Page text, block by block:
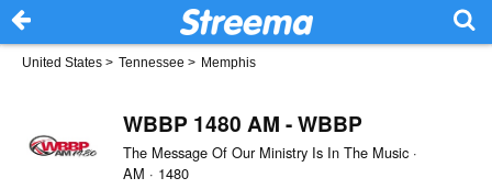
United States > Tennessee > Memphis
WBBP 1480 AM - WBBP
The Message Of Our Ministry Is In The Music ·
AM · 1480